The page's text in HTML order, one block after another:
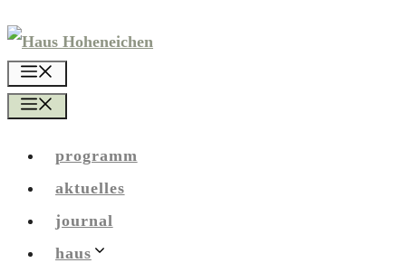
Zum
springen
programm
aktuelles
journal
haus